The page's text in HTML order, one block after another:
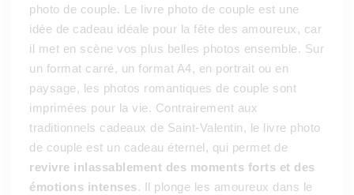
photo de couple. Le livre photo de couple est une
idée de cadeau idéale pour la fête des amoureux, car
il met en scène vos plus belles photos ensemble. Sur
un format carré, un format A4, en portrait ou en
paysage, les photos romantiques de couple sont
imprimées pour la vie. Contrairement aux
traditionnels cadeaux de Saint-Valentin, le livre photo
de couple est un cadeau éternel, qui permet de
revivre inlassablement des moments forts et des
émotions intenses. Il plonge les amoureux dans le